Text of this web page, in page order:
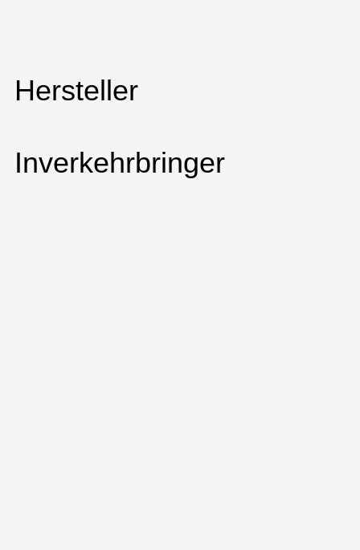
Hersteller
Inverkehrbringer